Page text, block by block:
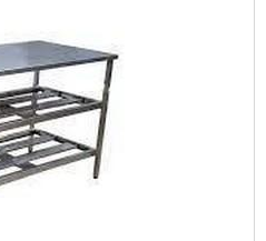
expressão de
é fatiador de